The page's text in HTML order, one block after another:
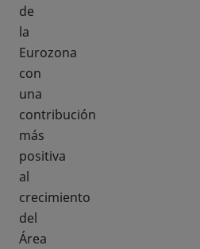
de
la
Eurozona
con
una
contribución
más
positiva
al
crecimiento
del
Área